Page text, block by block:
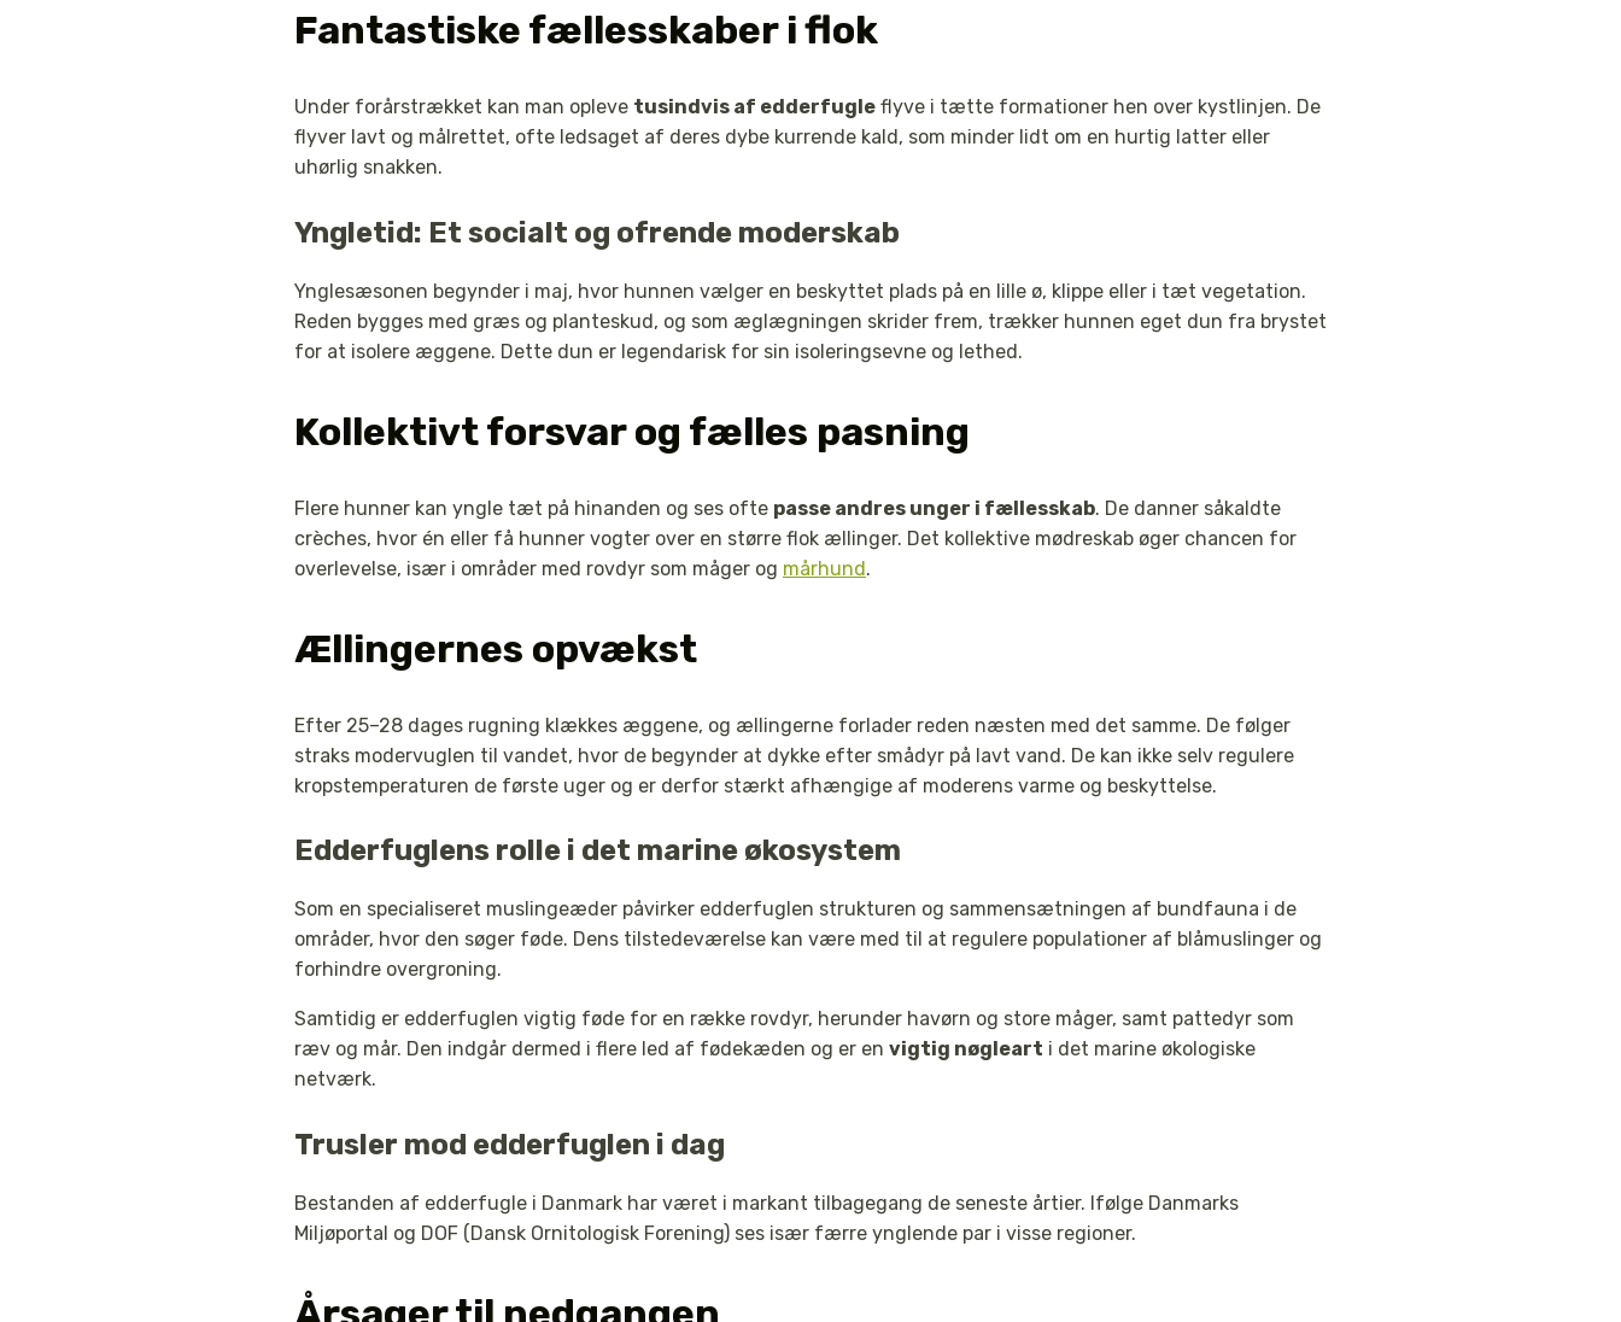
Fantastiske fællesskaber i flok
Under forårstrækket kan man opleve tusindvis af edderfugle flyve i tætte formationer hen over kystlinjen. De
flyver lavt og målrettet, ofte ledsaget af deres dybe kurrende kald, som minder lidt om en hurtig latter eller
uhørlig snakken.
Yngletid: Et socialt og ofrende moderskab
Ynglesæsonen begynder i maj, hvor hunnen vælger en beskyttet plads på en lille ø, klippe eller i tæt vegetation.
Reden bygges med græs og planteskud, og som æglægningen skrider frem, trækker hunnen eget dun fra brystet
for at isolere æggene. Dette dun er legendarisk for sin isoleringsevne og lethed.
Kollektivt forsvar og fælles pasning
Flere hunner kan yngle tæt på hinanden og ses ofte passe andres unger i fællesskab. De danner såkaldte
crèches, hvor én eller få hunner vogter over en større flok ællinger. Det kollektive mødreskab øger chancen for
overlevelse, især i områder med rovdyr som måger og mårhund.
Ællingernes opvækst
Efter 25–28 dages rugning klækkes æggene, og ællingerne forlader reden næsten med det samme. De følger
straks modervuglen til vandet, hvor de begynder at dykke efter smådyr på lavt vand. De kan ikke selv regulere
kropstemperaturen de første uger og er derfor stærkt afhængige af moderens varme og beskyttelse.
Edderfuglens rolle i det marine økosystem
Som en specialiseret muslingeæder påvirker edderfuglen strukturen og sammensætningen af bundfauna i de
områder, hvor den søger føde. Dens tilstedeværelse kan være med til at regulere populationer af blåmuslinger og
forhindre overgroning.
Samtidig er edderfuglen vigtig føde for en række rovdyr, herunder havørn og store måger, samt pattedyr som
ræv og mår. Den indgår dermed i flere led af fødekæden og er en vigtig nøgleart i det marine økologiske
netværk.
Trusler mod edderfuglen i dag
Bestanden af edderfugle i Danmark har været i markant tilbagegang de seneste årtier. Ifølge Danmarks
Miljøportal og DOF (Dansk Ornitologisk Forening) ses især færre ynglende par i visse regioner.